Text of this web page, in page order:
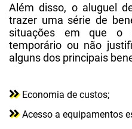
Além disso, o aluguel
trazer uma série de
situações em que o
temporário ou não
alguns dos principais
Economia de custos;
Acesso a equipamentos